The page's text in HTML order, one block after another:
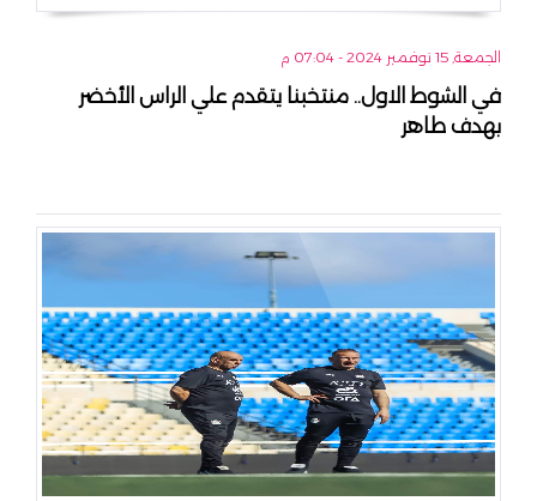
الجمعة, 15 نوفمبر 2024 - 07:04 م
في الشوط الاول.. منتخبنا يتقدم علي الراس الأخضر
بهدف طاهر